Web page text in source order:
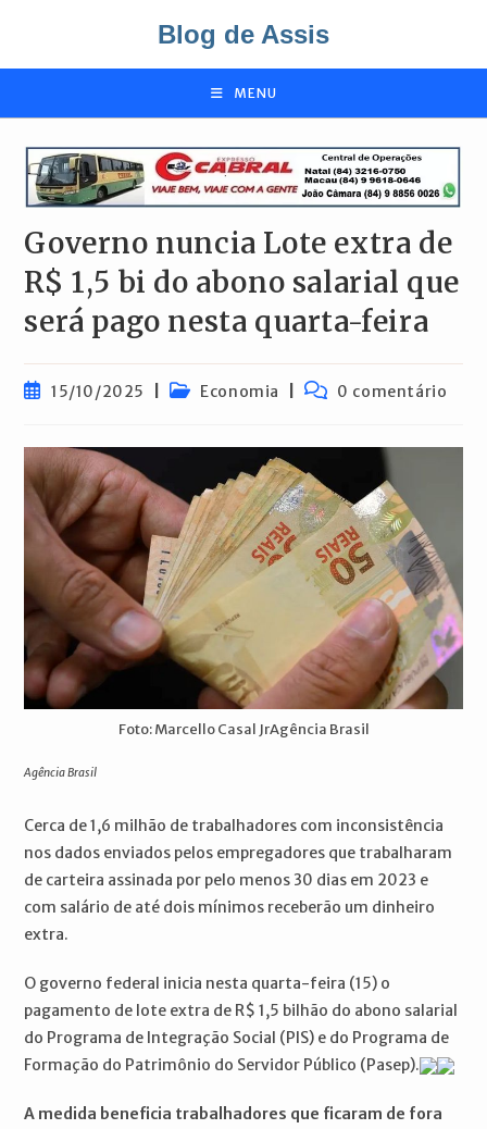
o
Blog de Assis
MENU
Governo nuncia Lote extra de
R$ 1,5 bi do abono salarial que
será pago nesta quarta-feira
Post15/10/2025
Categoria
Economia
Comentários
0 comentário
Foto: Marcello Casal JrAgência Brasil
Agência Brasil
Cerca de 1,6 milhão de trabalhadores com inconsistência
nos dados enviados pelos empregadores que trabalharam
de carteira assinada por pelo menos 30 dias em 2023 e
com salário de até dois mínimos receberão um dinheiro
extra.
O governo federal inicia nesta quarta-feira (15) o
pagamento de lote extra de R$ 1,5 bilhão do abono salarial
do Programa de Integração Social (PIS) e do Programa de
Formação do Patrimônio do Servidor Público (Pasep).
A medida beneficia trabalhadores que ficaram de fora